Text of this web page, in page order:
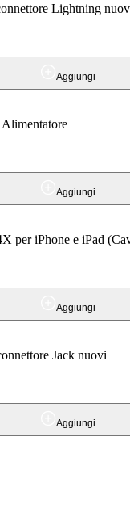
Lightning
Aggiungi
Aggiungi
per iPhone e iPad
Aggiungi
Jack nuovi
Aggiungi